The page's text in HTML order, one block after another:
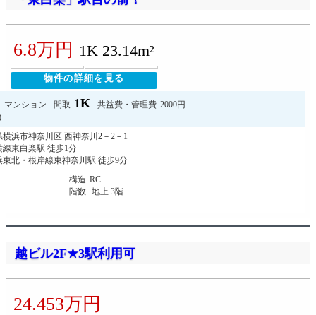
6.8万円 1K 23.14m²
物件の詳細を見る
マンション 間取 1K 共益費・管理費 2000円
横浜市神奈川区 西神奈川2－2－1
線東白楽駅 徒歩1分
東北・根岸線東神奈川駅 徒歩9分
構造 RC
階数 地上 3階
越ビル2F★3駅利用可
24.453万円